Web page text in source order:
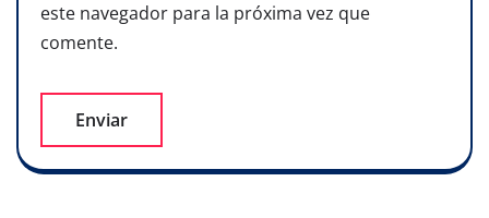
este navegador para la próxima vez que
comente.